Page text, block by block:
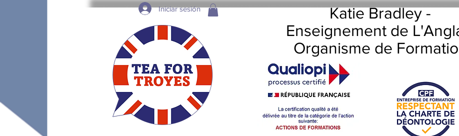
Iniciar sesión
Katie Bradley -
Enseignement de
Organisme de